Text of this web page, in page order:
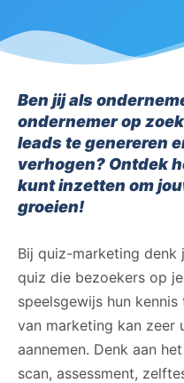
Ben jij als
ondernemer op
leads te genereren
verhogen? Ontdek
kunt inzetten om
groeien!
Bij quiz-marketing denk
quiz die bezoekers op
speelsgewijs hun
van marketing kan zeer
aannemen. Denk aan
scan, assessment,